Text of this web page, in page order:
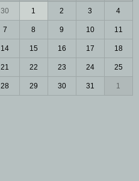
30 1 2 3 4
7 8 9 10 11
14 15 16 17 18
21 22 23 24 25
28 29 30 31 1